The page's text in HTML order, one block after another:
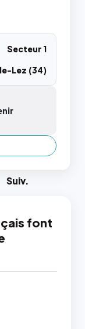
Secteur 1
Lez (34)
Suiv.
font